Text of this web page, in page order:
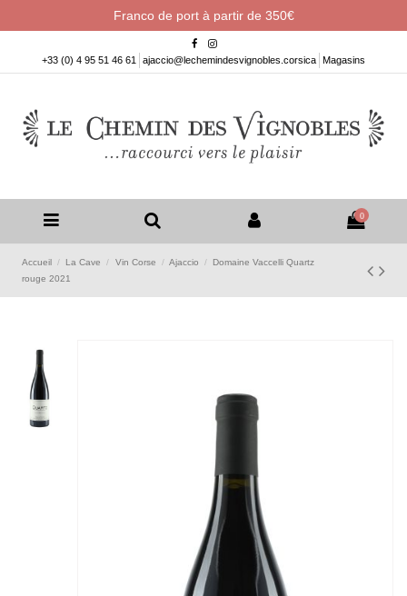
Franco de port à partir de 350€
+33 (0) 4 95 51 46 61 ajaccio@lechemindesvignobles.corsica Magasins
0
Accueil La Cave Vin Corse Ajaccio
Domaine Vaccelli Quartz
rouge 2021